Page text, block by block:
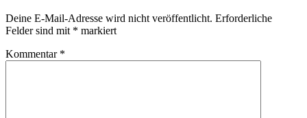
Deine E-Mail-Adresse wird nicht veröffentlicht. Erforderliche
Felder sind mit * markiert
Kommentar *